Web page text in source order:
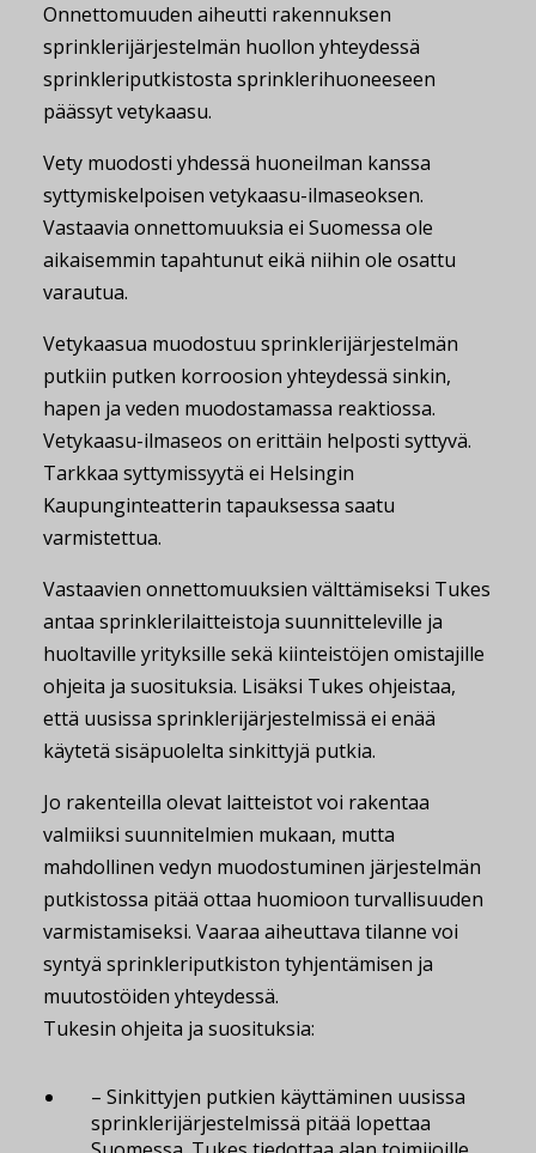
Onnettomuuden aiheutti rakennuksen
sprinklerijärjestelmän huollon yhteydessä
sprinkleriputkistosta sprinklerihuoneeseen
päässyt vetykaasu.
Vety muodosti yhdessä huoneilman kanssa
syttymiskelpoisen vetykaasu-ilmaseoksen.
Vastaavia onnettomuuksia ei Suomessa ole
aikaisemmin tapahtunut eikä niihin ole osattu
varautua.
Vetykaasua muodostuu sprinklerijärjestelmän
putkiin putken korroosion yhteydessä sinkin,
hapen ja veden muodostamassa reaktiossa.
Vetykaasu-ilmaseos on erittäin helposti syttyvä.
Tarkkaa syttymissyytä ei Helsingin
Kaupunginteatterin tapauksessa saatu
varmistettua.
Vastaavien onnettomuuksien välttämiseksi Tukes
antaa sprinklerilaitteistoja suunnitteleville ja
huoltaville yrityksille sekä kiinteistöjen omistajille
ohjeita ja suosituksia. Lisäksi Tukes ohjeistaa,
että uusissa sprinklerijärjestelmissä ei enää
käytetä sisäpuolelta sinkittyjä putkia.
Jo rakenteilla olevat laitteistot voi rakentaa
valmiiksi suunnitelmien mukaan, mutta
mahdollinen vedyn muodostuminen järjestelmän
putkistossa pitää ottaa huomioon turvallisuuden
varmistamiseksi. Vaaraa aiheuttava tilanne voi
syntyä sprinkleriputkiston tyhjentämisen ja
muutostöiden yhteydessä.
Tukesin ohjeita ja suosituksia:
– Sinkittyjen putkien käyttäminen uusissa
sprinklerijärjestelmissä pitää lopettaa